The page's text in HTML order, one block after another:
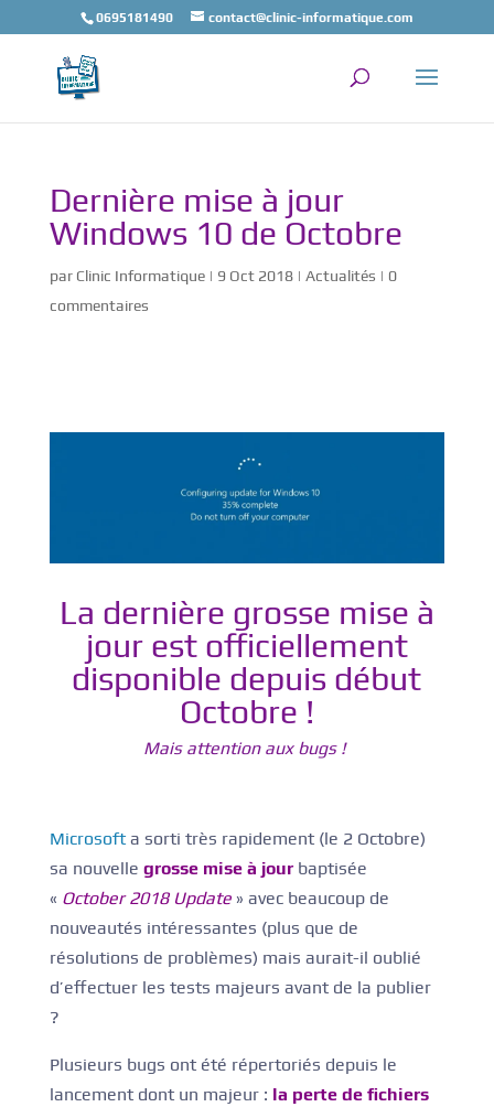
0695181490 contact@clinic-informatique.com
Dernière mise à jour
Windows 10 de Octobre
par Clinic Informatique| 9 Oct 2018| Actualités | 0
commentaires
La dernière grosse mise à
jour est officiellement
disponible depuis début
Octobre !
Mais attention aux bugs !
Microsofta sorti très rapidement (le 2 Octobre)
sa nouvelle grosse mise à jourbaptisée
« October 2018 Update» avec beaucoup de
nouveautés intéressantes (plus que de
résolutions de problèmes) mais aurait-il oublié
d’effectuer les tests majeurs avant de la publier
?
Plusieurs bugs ont été répertoriés depuis le
lancement dont un majeur : la perte de fichiers